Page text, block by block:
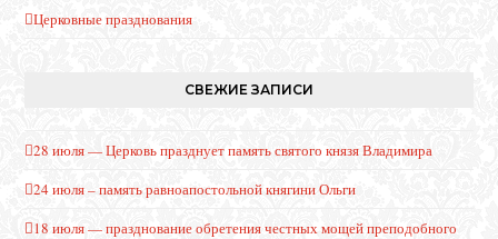
Церковные празднования
СВЕЖИЕ ЗАПИСИ
28 июля — Церковь празднует память святого князя Владимира
24 июля – память равноапостольной княгини Ольги
18 июля — празднование обретения честных мощей преподобного